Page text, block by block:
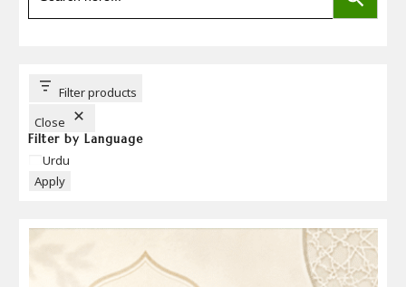
Filter products
Close
Filter by Language
Language
Urdu
Apply